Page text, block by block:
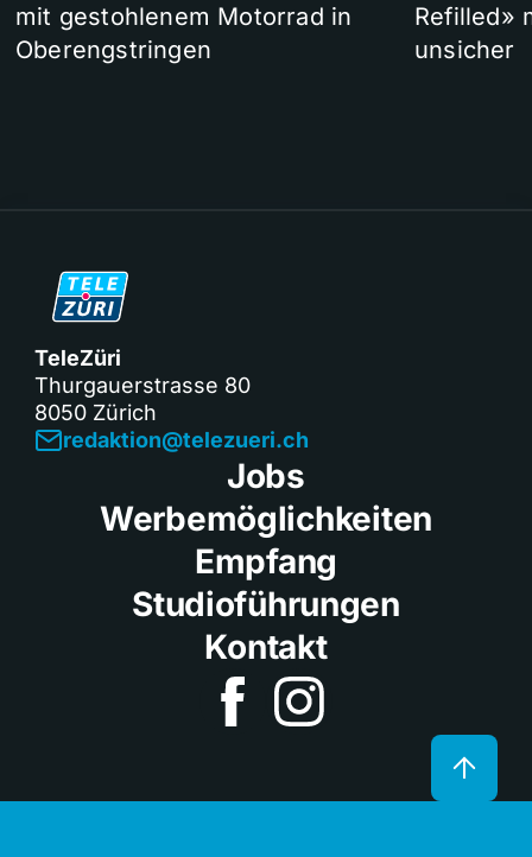
mit gestohlenem Motorrad in
Oberengstringen
Refilled»
unsicher
TeleZüri
Thurgauerstrasse 80
8050 Zürich
redaktion@telezueri.ch
Jobs
Werbemöglichkeiten
Empfang
Studioführungen
Kontakt